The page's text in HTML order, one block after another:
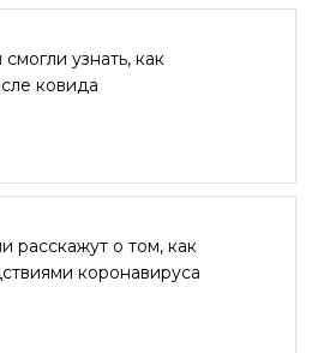
узнать, как
ковида
расскажут о том, как
коронавируса